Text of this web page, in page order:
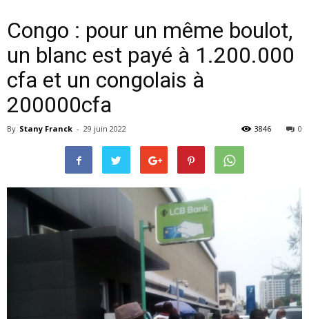
Congo : pour un même boulot,
un blanc est payé à 1.200.000
cfa et un congolais à
200000cfa
By Stany Franck - 29 juin 2022 0
3846